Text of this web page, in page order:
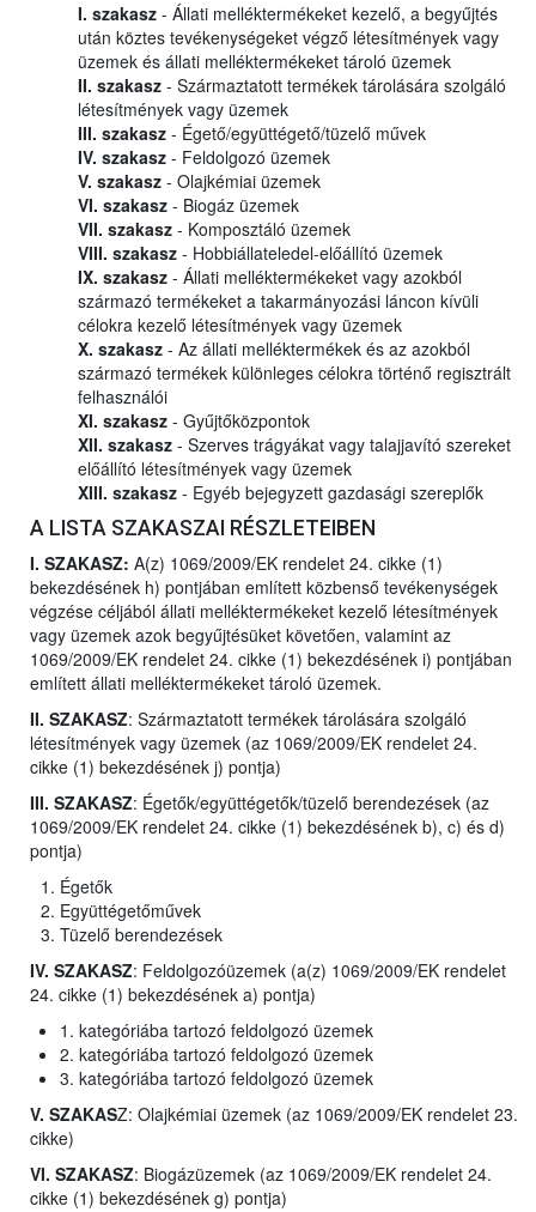
I. szakasz - Állati melléktermékeket kezelő, a begyűjtés
után köztes tevékenységeket végző létesítmények vagy
üzemek és állati melléktermékeket tároló üzemek
II. szakasz - Származtatott termékek tárolására szolgáló
létesítmények vagy üzemek
III. szakasz - Égető/együttégető/tüzelő művek
IV. szakasz - Feldolgozó üzemek
V. szakasz - Olajkémiai üzemek
VI. szakasz - Biogáz üzemek
VII. szakasz - Komposztáló üzemek
VIII. szakasz - Hobbiállateledel-előállító üzemek
IX. szakasz - Állati melléktermékeket vagy azokból
származó termékeket a takarmányozási láncon kívüli
célokra kezelő létesítmények vagy üzemek
X. szakasz - Az állati melléktermékek és az azokból
származó termékek különleges célokra történő regisztrált
felhasználói
XI. szakasz - Gyűjtőközpontok
XII. szakasz - Szerves trágyákat vagy talajjavító szereket
előállító létesítmények vagy üzemek
XIII. szakasz - Egyéb bejegyzett gazdasági szereplők
A LISTA SZAKASZAI RÉSZLETEIBEN
I. SZAKASZ: A(z) 1069/2009/EK rendelet 24. cikke (1)
bekezdésének h) pontjában említett közbenső tevékenységek
végzése céljából állati melléktermékeket kezelő létesítmények
vagy üzemek azok begyűjtésüket követően, valamint az
1069/2009/EK rendelet 24. cikke (1) bekezdésének i) pontjában
említett állati melléktermékeket tároló üzemek.
II. SZAKASZ: Származtatott termékek tárolására szolgáló
létesítmények vagy üzemek (az 1069/2009/EK rendelet 24.
cikke (1) bekezdésének j) pontja)
III. SZAKASZ: Égetők/együttégetők/tüzelő berendezések (az
1069/2009/EK rendelet 24. cikke (1) bekezdésének b), c) és d)
pontja)
Égetők
Együttégetőművek
Tüzelő berendezések
IV. SZAKASZ: Feldolgozóüzemek (a(z) 1069/2009/EK rendelet
24. cikke (1) bekezdésének a) pontja)
1. kategóriába tartozó feldolgozó üzemek
2. kategóriába tartozó feldolgozó üzemek
3. kategóriába tartozó feldolgozó üzemek
V. SZAKASZ: Olajkémiai üzemek (az 1069/2009/EK rendelet 23.
cikke)
VI. SZAKASZ: Biogázüzemek (az 1069/2009/EK rendelet 24.
cikke (1) bekezdésének g) pontja)